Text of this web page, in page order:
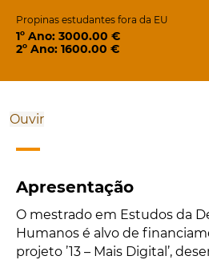
Propinas estudantes fora da EU
1º Ano: 3000.00 €
2º Ano: 1600.00 €
Ouvir
Apresentação
O mestrado em Estudos da
Humanos é alvo de
projeto ’13 – Mais Digital’,